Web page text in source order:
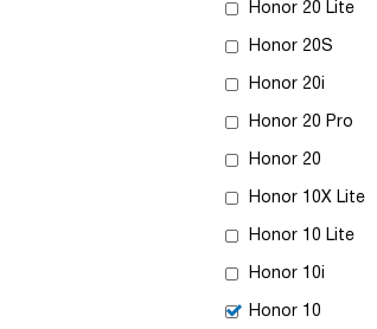
Honor 20 Lite
Honor 20S
Honor 20i
Honor 20 Pro
Honor 20
Honor 10X Lite
Honor 10 Lite
Honor 10i
Honor 10